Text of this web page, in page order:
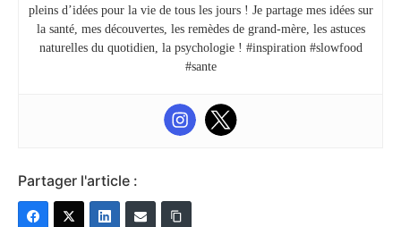
pleins d’idées pour la vie de tous les jours ! Je partage mes idées sur
la santé, mes découvertes, les remèdes de grand-mère, les astuces
naturelles du quotidien, la psychologie ! #inspiration #slowfood
#sante
Partager l'article :